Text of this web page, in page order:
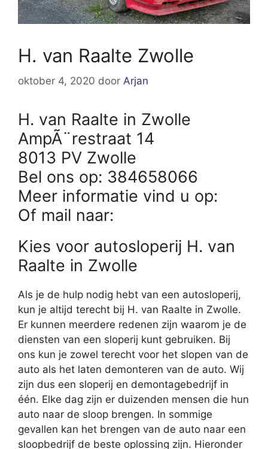
H. van Raalte Zwolle
oktober 4, 2020 door Arjan
H. van Raalte in Zwolle
AmpÃ¨restraat 14
8013 PV Zwolle
Bel ons op: 384658066
Meer informatie vind u op:
Of mail naar:
Kies voor autosloperij H. van
Raalte in Zwolle
Als je de hulp nodig hebt van een autosloperij,
kun je altijd terecht bij H. van Raalte in Zwolle.
Er kunnen meerdere redenen zijn waarom je de
diensten van een sloperij kunt gebruiken. Bij
ons kun je zowel terecht voor het slopen van de
auto als het laten demonteren van de auto. Wij
zijn dus een sloperij en demontagebedrijf in
één. Elke dag zijn er duizenden mensen die hun
auto naar de sloop brengen. In sommige
gevallen kan het brengen van de auto naar een
sloopbedrijf de beste oplossing zijn. Hieronder